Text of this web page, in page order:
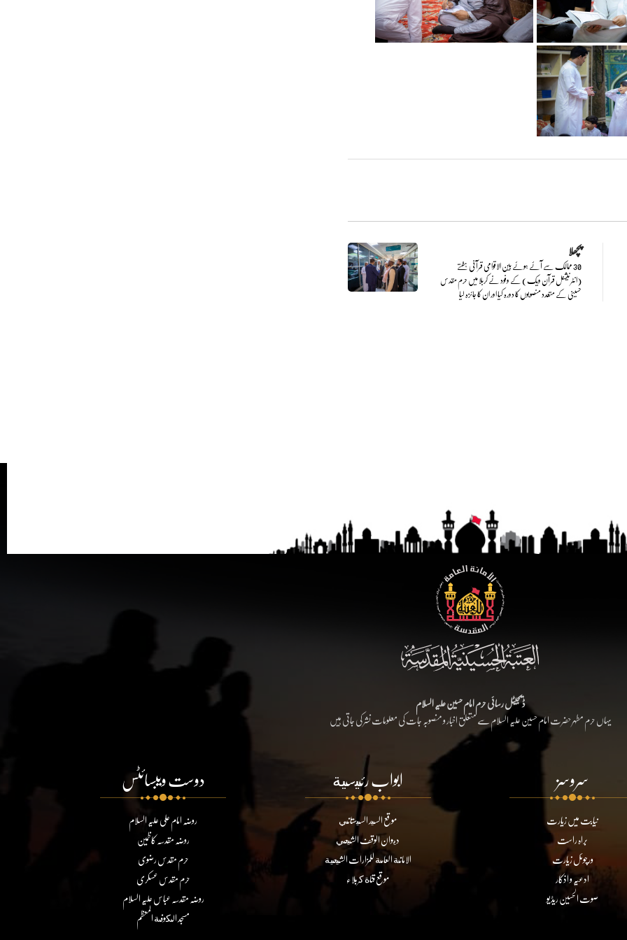
پچھلا
30 ممالک سے آئے ہوئے بین الاقوامی قرآنی ہفتے
(انٹرنیشنل قرآن ویک) کے وفود نے کربلا میں حرم مقدس
حسینی کے متعدد منصوبوں کا دورہ کیا اور ان کا جائزہ لیا
ڈیجیٹل رسائی حرم امام حسین علیہ السلام
یہاں حرم مطہر حضرت امام حسین علیہ السلام سے متعلق اخبار و منصوبہ جات کی معلومات نشر کی جاتی ہیں
سروسز
نیابت میں زیارت
براہ راست
ورچوئل زیارت
ادعیہ و اذکار
صوت الحسین ریڈیو
ابواب رئيسية
موقع السيد السيستاني
ديوان الوقف الشيعي
الامانة العامة للمزارات الشيعية
موقع قناة كربلاء
دوست ویبسائٹس
روضہ امام علی علیہ السلام
روضہ مقدسہ کاظمین
حرم مقدس رضوی
حرم مقدس عسکری
روضہ مقدسہ عباس علیہ السلام
مسجد الكوفة المعظم